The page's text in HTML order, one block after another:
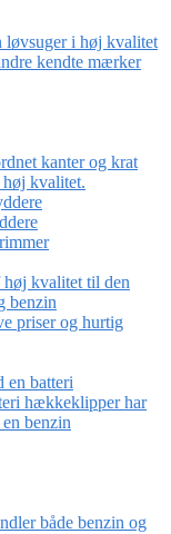
løvsuger i høj kvalitet
kendte mærker
kanter og krat
høj kvalitet.
kvalitet til den
benzin
priser og hurtig
batteri
hækkeklipper har
benzin
både benzin og